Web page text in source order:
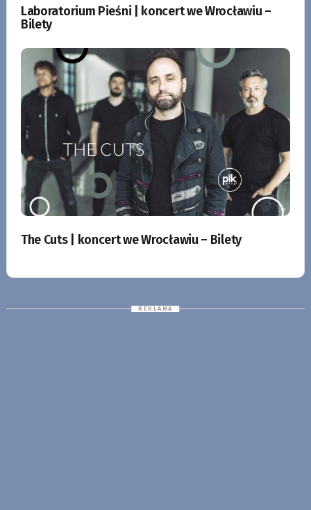
Laboratorium Pieśni | koncert we Wrocławiu –
Bilety
The Cuts | koncert we Wrocławiu – Bilety